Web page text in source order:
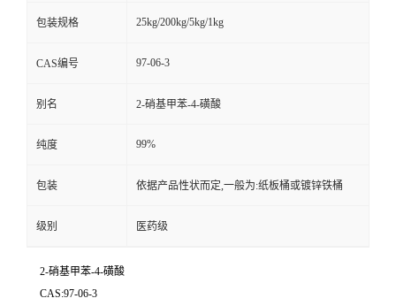
包装规格 25kg/200kg/5kg/1kg
CAS编号 97-06-3
别名 2-硝基甲苯-4-磺酸
纯度 99%
包装 依据产品性状而定,一般为:纸板桶或镀锌铁桶
级别 医药级
2-硝基甲苯-4-磺酸
CAS:97-06-3